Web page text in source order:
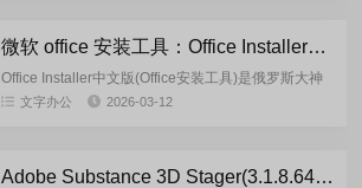
微软 office 安装工具：Office Installer+ v1.35 汉化中文版
Office Installer中文版(Office安装工具)是俄罗斯大神
Ratiborus开发的一款安装微软最新office的更新，激
文字办公 2026-03-12
Adobe Substance 3D Stager(3.1.8.6499)-m0nkrus 多语言版